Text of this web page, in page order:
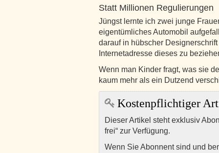
Statt Millionen Regulierungen
Jüngst lernte ich zwei junge
eigentümliches Automobil
darauf in hübscher
Internetadresse dieses zu
Wenn man Kinder fragt, was sie
kaum mehr als ein Dutzend
Kostenpflichtiger
Dieser Artikel steht exklusiv
frei“ zur Verfügung.
Wenn Sie Abonnent sind und